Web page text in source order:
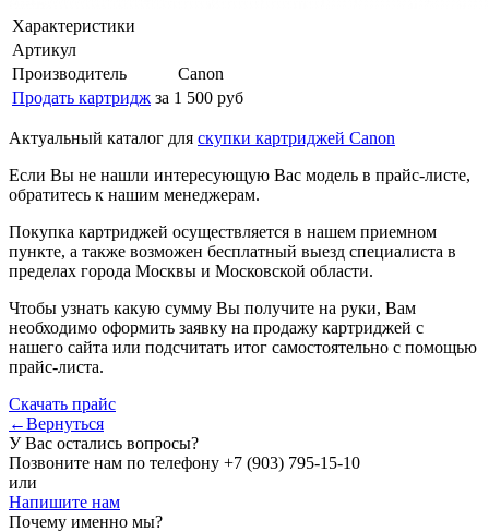
Характеристики
Артикул
Производитель
Canon
Продать картридж за 1 500 руб
Актуальный каталог для скупки картриджей Canon
Если Вы не нашли интересующую Вас модель в прайс-листе,
обратитесь к нашим менеджерам.
Покупка картриджей осуществляется в нашем приемном
пункте, а также возможен бесплатный выезд специалиста в
пределах города Москвы и Московской области.
Чтобы узнать какую сумму Вы получите на руки, Вам
необходимо оформить заявку на продажу картриджей с
нашего сайта или подсчитать итог самостоятельно с помощью
прайс-листа.
Скачать прайс
←Вернуться
У Вас остались вопросы?
Позвоните нам по телефону +7 (903) 795-15-10
или
Напишите нам
Почему именно мы?